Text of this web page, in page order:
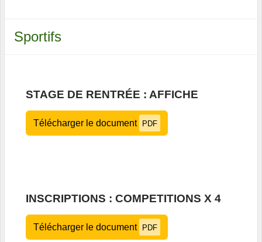
Sportifs
STAGE DE RENTRÉE : AFFICHE
Télécharger le document PDF
INSCRIPTIONS : COMPETITIONS X 4
Télécharger le document PDF